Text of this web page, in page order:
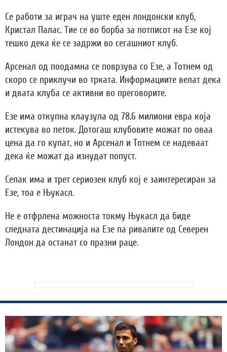
Се работи за играч на уште еден лондонски клуб,
Кристал Палас. Тие се во борба за потписот на Езе кој
тешко дека ќе се задржи во сегашниот клуб.
Арсенал од поодамна се поврзува со Езе, а Тотнем од
скоро се приклучи во трката. Информациите велат дека
и двата клуба се активни во преговорите.
Езе има откупна клаузула од 78.6 милиони евра која
истекува во петок. Дотогаш клубовите можат по оваа
цена да го купат, но и Арсенал и Тотнем се надеваат
дека ќе можат да изнудат попуст.
Сепак има и трет сериозен клуб кој е заинтересиран за
Езе, тоа е Њукасл.
Не е отфрлена можноста токму Њукасл да биде
следната дестинација на Езе па ривалите од Северен
Лондон да останат со празни раце.